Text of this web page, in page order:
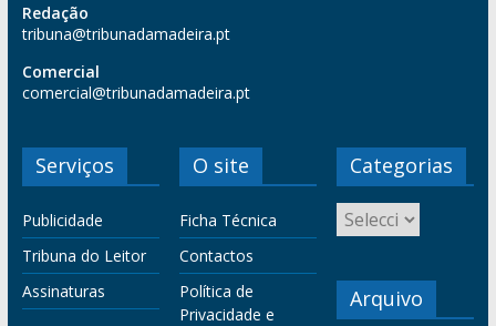
Redação
tribuna@tribunadamadeira.pt
Comercial
comercial@tribunadamadeira.pt
Serviços
Publicidade
Tribuna do Leitor
Assinaturas
O site
Ficha Técnica
Contactos
Política de
Privacidade e
Categorias
Arquivo